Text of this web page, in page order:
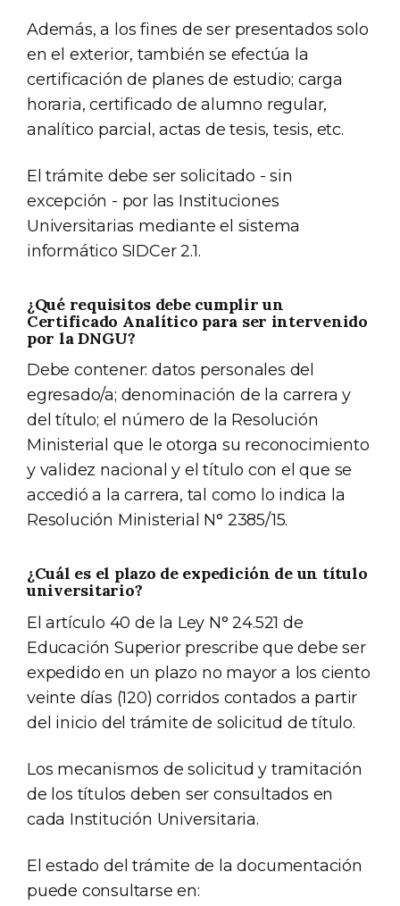
Además, a los fines de ser presentados solo
en el exterior, también se efectúa la
certificación de planes de estudio; carga
horaria, certificado de alumno regular,
analítico parcial, actas de tesis, tesis, etc.
El trámite debe ser solicitado - sin
excepción - por las Instituciones
Universitarias mediante el sistema
informático SIDCer 2.1.
¿Qué requisitos debe cumplir un
Certificado Analítico para ser intervenido
por la DNGU?
Debe contener: datos personales del
egresado/a; denominación de la carrera y
del título; el número de la Resolución
Ministerial que le otorga su reconocimiento
y validez nacional y el título con el que se
accedió a la carrera, tal como lo indica la
Resolución Ministerial N° 2385/15.
¿Cuál es el plazo de expedición de un título
universitario?
El artículo 40 de la Ley N° 24.521 de
Educación Superior prescribe que debe ser
expedido en un plazo no mayor a los ciento
veinte días (120) corridos contados a partir
del inicio del trámite de solicitud de título.
Los mecanismos de solicitud y tramitación
de los títulos deben ser consultados en
cada Institución Universitaria.
El estado del trámite de la documentación
puede consultarse en: